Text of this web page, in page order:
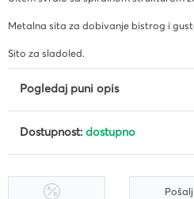
Metalna sita za dobivanje bistrog i
Sito za sladoled.
Pogledaj puni opis
Dostupnost: dostupno